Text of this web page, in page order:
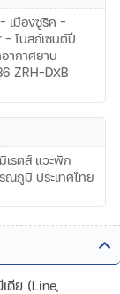
เมืองซูริค –
โบสถ์เซนต์ปี
ากาศยาน
ZRH-DXB
เรตส์ แวะพัก
ณภูมิ ประเทศไทย
ดีย (Line,